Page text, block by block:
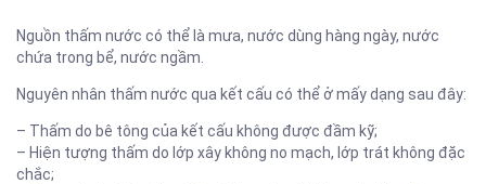
Nguồn thấm nước có thể là mưa, nước dùng hàng ngày, nước
chứa trong bể, nước ngầm.
Nguyên nhân thấm nước qua kết cấu có thể ở mấy dạng sau đây:
– Thấm do bê tông của kết cấu không được đầm kỹ;
– Hiện tượng thấm do lớp xây không no mạch, lớp trát không đặc
chắc;